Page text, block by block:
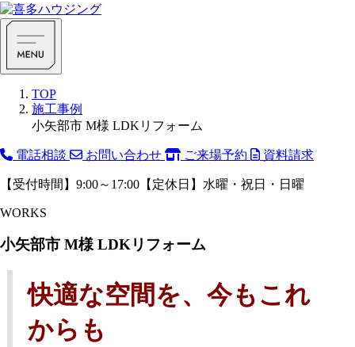
TOP
施工事例
小矢部市 M様 LDKリフォーム
電話相談 お問い合わせ ご来場予約 資料請求
【受付時間】9:00～17:00【定休日】水曜・祝日・日曜
WORKS
小矢部市 M様 LDKリフォーム
快適な空間を、今もこれ
からも